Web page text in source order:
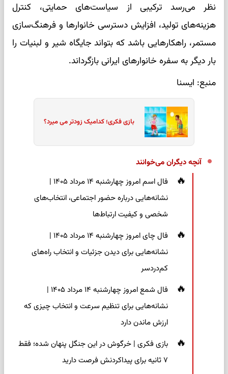
نظر می‌رسد ترکیبی از سیاست‌های حمایتی، کنترل
هزینه‌های تولید، افزایش دسترسی خانوارها و فرهنگ‌سازی
مستمر، راهکارهایی باشد که بتواند جایگاه شیر و لبنیات را
بار دیگر به سفره خانوارهای ایرانی بازگرداند.
منبع: ایسنا
بازی فکری؛ کدامیک زودتر می میرد؟
آنچه دیگران می‌خوانند
فال اسم امروز چهارشنبه ۱۴ مرداد ۱۴۰۵ |
نشانه‌هایی درباره حضور اجتماعی، انتخاب‌های
شخصی و کیفیت ارتباط‌ها
فال چای امروز چهارشنبه ۱۴ مرداد ۱۴۰۵ |
نشانه‌هایی برای دیدن جزئیات و انتخاب راه‌های
کم‌دردسر
فال شمع امروز چهارشنبه ۱۴ مرداد ۱۴۰۵ |
نشانه‌هایی برای تنظیم سرعت و انتخاب چیزی که
ارزش ماندن دارد
بازی فکری | خرگوش در این جنگل پنهان شده؛ فقط
۷ ثانیه برای پیداکردنش فرصت دارید